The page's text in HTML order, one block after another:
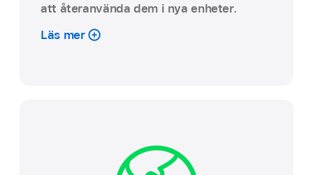
att återanvända dem i nya enheter.
Läs mer